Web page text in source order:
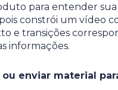
para entender sua
constrói um vídeo
e transições
informações.
enviar material